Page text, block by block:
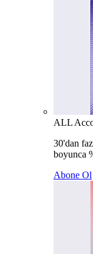
ALL
30'dan
boyunca
Abone Ol